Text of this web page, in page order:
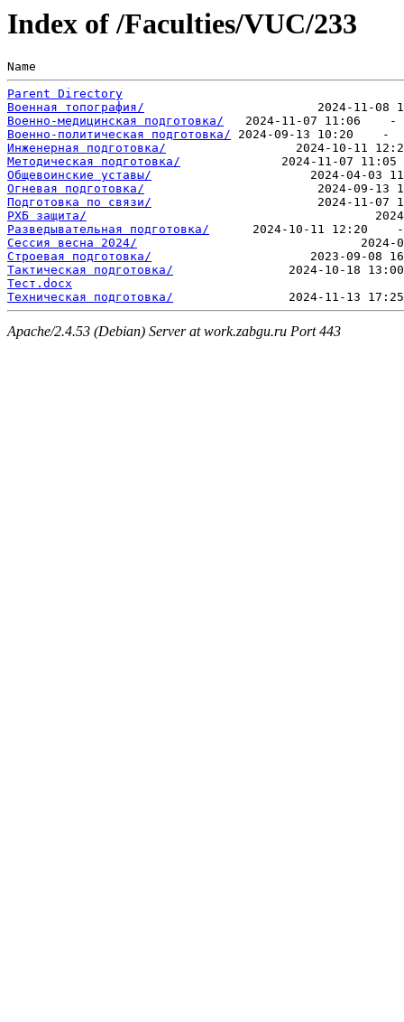
Index of /Faculties/VUC/233
Name
Parent Directory
Военная топография/
Военно-медицинская подготовка/
Военно-политическая подготовка/
Инженерная подготовка/
Методическая подготовка/
Общевоинские уставы/
Огневая подготовка/
Подготовка по связи/
РХБ защита/
Разведывательная подготовка/
Сессия весна 2024/
Строевая подготовка/
Тактическая подготовка/
Тест.docx
Техническая подготовка/
Apache/2.4.53 (Debian) Server at work.zabgu.ru Port 443